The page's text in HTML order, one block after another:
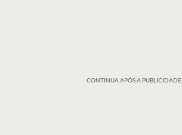
CONTINUA APÓS A PUBLICIDADE